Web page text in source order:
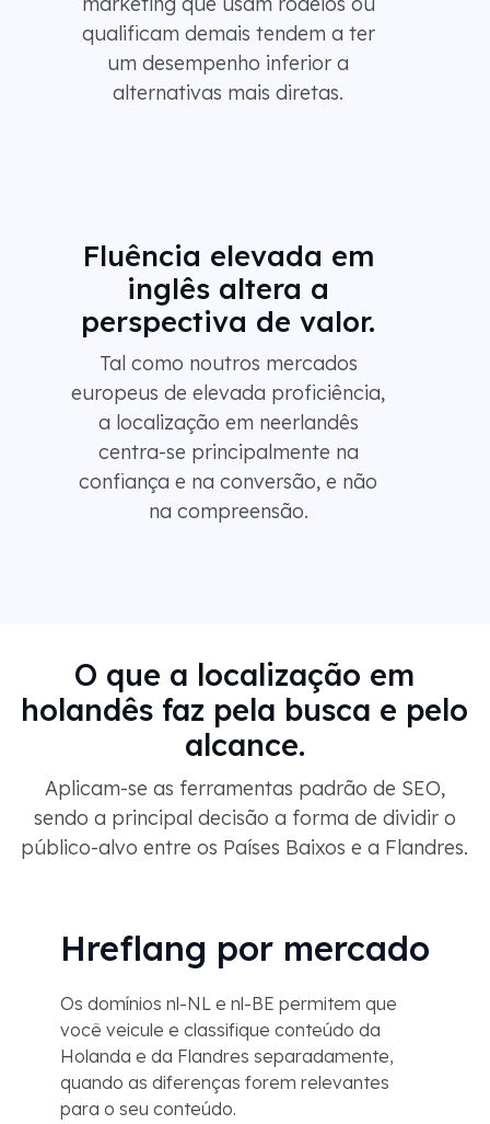
qualificam demais tendem a ter
um desempenho inferior a
alternativas mais diretas.
Fluência elevada em
inglês altera a
perspectiva de valor.
Tal como noutros mercados
europeus de elevada proficiência,
a localização em neerlandês
centra-se principalmente na
confiança e na conversão, e não
na compreensão.
O que a localização em
holandês faz pela busca e pelo
alcance.
Aplicam-se as ferramentas padrão de SEO,
sendo a principal decisão a forma de dividir o
público-alvo entre os Países Baixos e a Flandres.
Hreflang por mercado
Os domínios nl-NL e nl-BE permitem que
você veicule e classifique conteúdo da
Holanda e da Flandres separadamente,
quando as diferenças forem relevantes
para o seu conteúdo.